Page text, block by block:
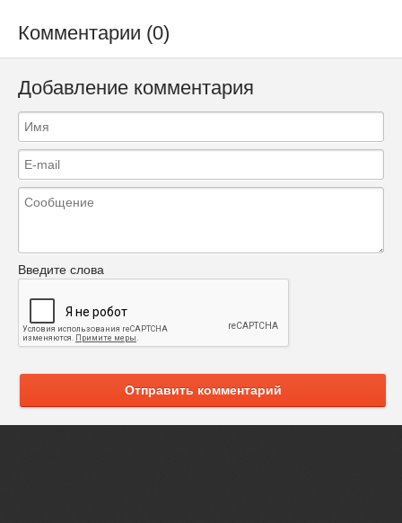
Комментарии (0)
Добавление комментария
Введите слова
Отправить комментарий